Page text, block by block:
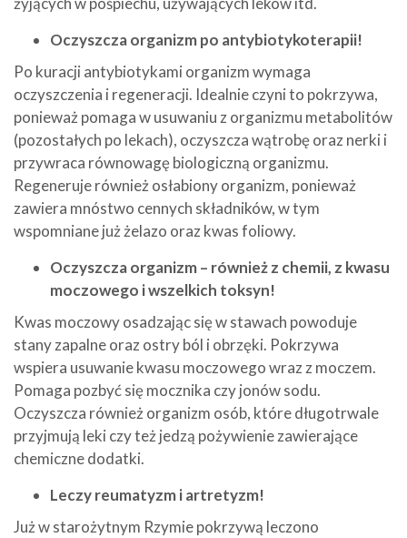
Oczyszcza organizm po antybiotykoterapii!
Po kuracji antybiotykami organizm wymaga
oczyszczenia i regeneracji. Idealnie czyni to pokrzywa,
ponieważ pomaga w usuwaniu z organizmu metabolitów
(pozostałych po lekach), oczyszcza wątrobę oraz nerki i
przywraca równowagę biologiczną organizmu.
Regeneruje również osłabiony organizm, ponieważ
zawiera mnóstwo cennych składników, w tym
wspomniane już żelazo oraz kwas foliowy.
Oczyszcza organizm – również z chemii, z kwasu
moczowego i wszelkich toksyn!
Kwas moczowy osadzając się w stawach powoduje
stany zapalne oraz ostry ból i obrzęki. Pokrzywa
wspiera usuwanie kwasu moczowego wraz z moczem.
Pomaga pozbyć się mocznika czy jonów sodu.
Oczyszcza również organizm osób, które długotrwale
przyjmują leki czy też jedzą pożywienie zawierające
chemiczne dodatki.
Leczy reumatyzm i artretyzm!
Już w starożytnym Rzymie pokrzywą leczono